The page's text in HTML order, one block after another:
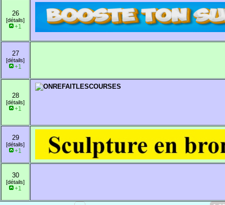
26
[détails]
+1
27
[détails]
+1
28
[détails]
+1
29
[détails]
+1
30
[détails]
+1